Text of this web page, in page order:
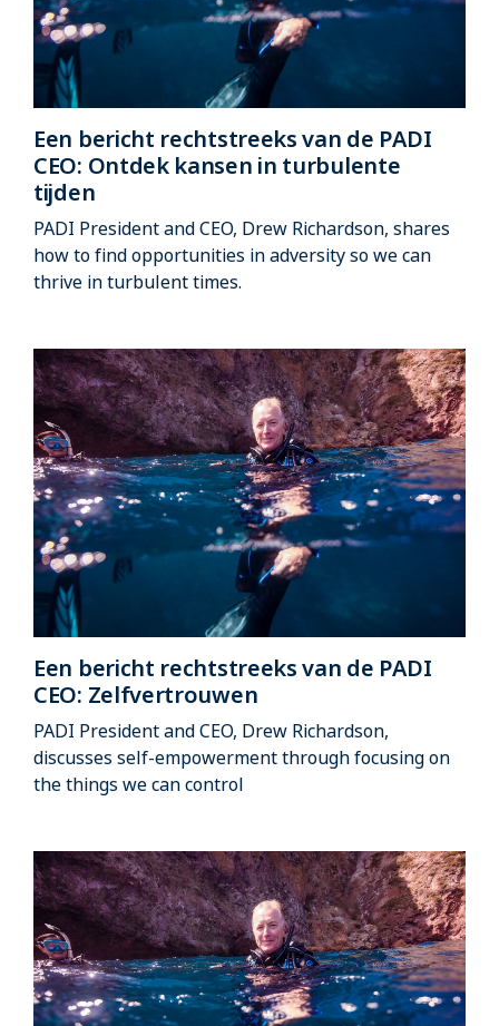
Een bericht rechtstreeks van de PADI
CEO: Ontdek kansen in turbulente
tijden
PADI President and CEO, Drew Richardson, shares
how to find opportunities in adversity so we can
thrive in turbulent times.
Een bericht rechtstreeks van de PADI
CEO: Zelfvertrouwen
PADI President and CEO, Drew Richardson,
discusses self-empowerment through focusing on
the things we can control